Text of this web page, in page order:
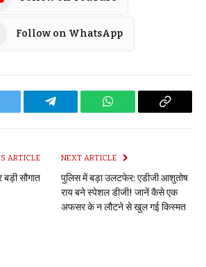
Follow on WhatsApp
Telegram WhatsApp Copy
ARTICLE
सौगात
NEXT ARTICLE
पुलिस में बड़ा उलटफेर: एडीजी आशुतोष
राय बने स्पेशल डीजी! जानें कैसे एक
अफसर के न लौटने से खुल गई किस्मत